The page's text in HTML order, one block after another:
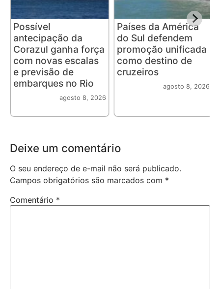
Possível
antecipação da
Corazul ganha força
com novas escalas
e previsão de
embarques no Rio
agosto 8, 2026
Países da América
do Sul defendem
promoção unificada
como destino de
cruzeiros
agosto 8, 2026
Deixe um comentário
O seu endereço de e-mail não será publicado.
Campos obrigatórios são marcados com *
Comentário *